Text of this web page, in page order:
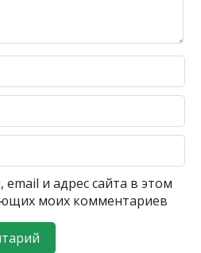
и адрес сайта в этом
моих комментариев